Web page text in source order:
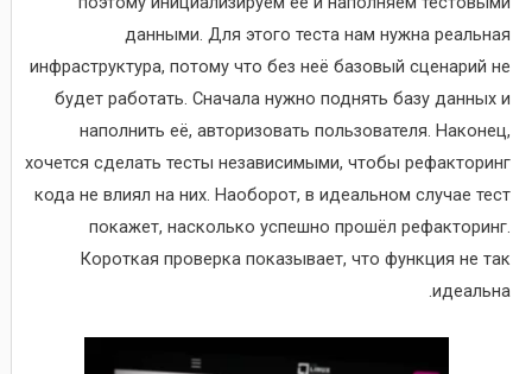
данными. Для этого теста нам нужна реальная
инфраструктура, потому что без неё базовый сценарий не
будет работать. Сначала нужно поднять базу данных и
наполнить её, авторизовать пользователя. Наконец,
хочется сделать тесты независимыми, чтобы рефакторинг
кода не влиял на них. Наоборот, в идеальном случае тест
покажет, насколько успешно прошёл рефакторинг.
Короткая проверка показывает, что функция не так
идеальна.